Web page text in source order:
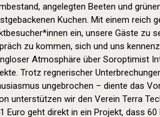
angelegten Beeten und
Kuchen. Mit einem reich
ein, unsere Gäste zu
zu kommen, sich und uns
Atmosphäre über Soroptimist
Trotz regnerischer
ungebrochen – diente das
unterstützen wir den Verein Terra
Euro geht direkt in ein Projekt, dass